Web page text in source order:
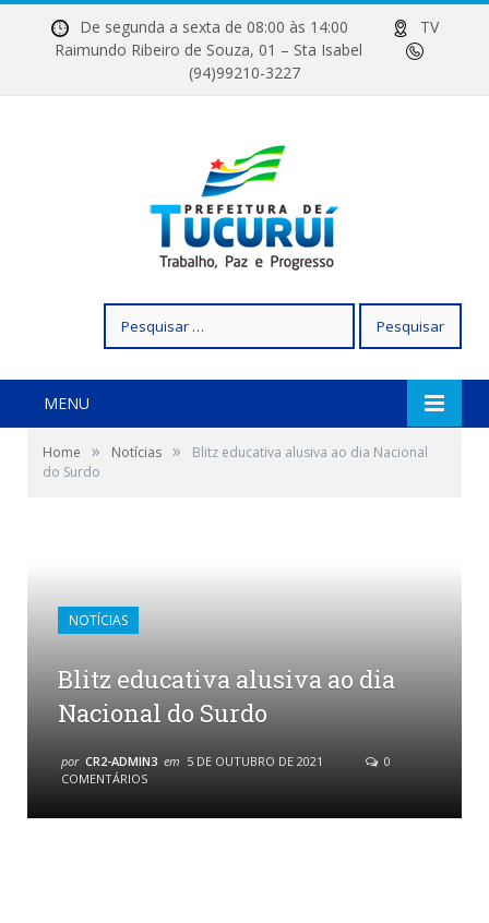
De segunda a sexta de 08:00 às 14:00
TV
Raimundo Ribeiro de Souza, 01 – Sta Isabel
(94)99210-3227
por:
MENU
Home » Notícias »
Blitz educativa alusiva ao dia Nacional
do Surdo
NOTÍCIAS
Blitz educativa alusiva ao dia
Nacional do Surdo
por CR2-ADMIN3 em 5 DE OUTUBRO DE 2021
0
COMENTÁRIOS